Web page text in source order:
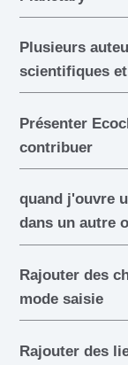
Plusieurs
scientifiques
Présenter
contribuer
quand j'ouvre
dans un autre
Rajouter des
mode saisie
Rajouter des